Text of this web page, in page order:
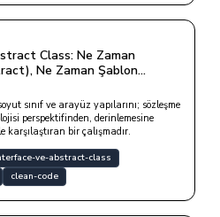
Class: Ne Zaman
Ne Zaman Şablon
sınıf ve arayüz yapılarını; sözleşme
perspektifinden, derinlemesine
bir çalışmadır.
ve-abstract-class
clean-code